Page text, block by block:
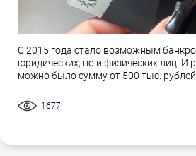
С 2015 года стало возможным
юридических, но и физических лиц. И
можно было сумму от 500 тыс.
1677